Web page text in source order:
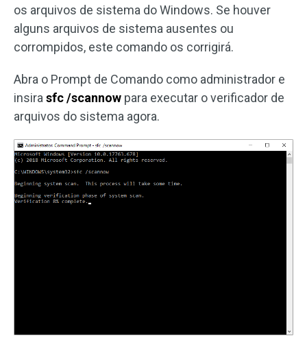
os arquivos de sistema do Windows. Se houver
alguns arquivos de sistema ausentes ou
corrompidos, este comando os corrigirá.
Abra o Prompt de Comando como administrador e
insirasfc /scannow para executar o verificador de
arquivos do sistema agora.